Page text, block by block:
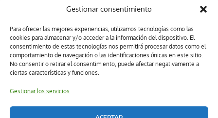
Gestionar consentimiento
Para ofrecer las mejores experiencias, utilizamos tecnologías como las
cookies para almacenar y/o acceder a la información del dispositivo. El
consentimiento de estas tecnologías nos permitirá procesar datos como el
comportamiento de navegación o las identificaciones únicas en este sitio.
No consentir o retirar el consentimiento, puede afectar negativamente a
ciertas características y funciones.
Gestionar los servicios
Centro cierra con broche de oro los pabellones de la